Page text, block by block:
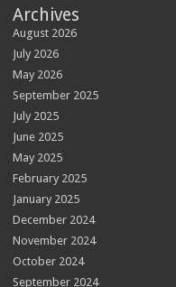
Archives
August 2026
July 2026
May 2026
September 2025
July 2025
June 2025
May 2025
February 2025
January 2025
December 2024
November 2024
October 2024
September 2024